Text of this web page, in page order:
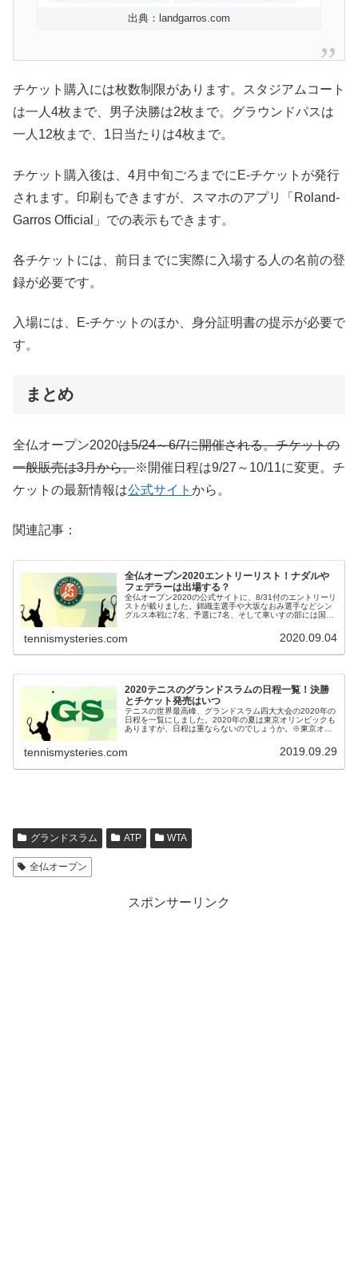
出典：landgarros.com
チケット購入には枚数制限があります。スタジアムコート
は一人4枚まで、男子決勝は2枚まで。グラウンドパスは
一人12枚まで、1日当たりは4枚まで。
チケット購入後は、4月中旬ごろまでにE-チケットが発行
されます。印刷もできますが、スマホのアプリ「Roland-
Garros Official」での表示もできます。
各チケットには、前日までに実際に入場する人の名前の登
録が必要です。
入場には、E-チケットのほか、身分証明書の提示が必要で
す。
まとめ
全仏オープン2020は5/24～6/7に開催される。チケットの
一般販売は3月から。※開催日程は9/27～10/11に変更。チ
ケットの最新情報は公式サイト から。
関連記事：
全仏オープン2020エントリーリスト！ナダルや
フェデラーは出場する？
全仏オープン2020の公式サイトに、8/31付のエントリーリ
ストが載りました。錦織圭選手や大坂なおみ選手などシン
グルス本戦に7名、予選に7名、そして車いすの部には国枝
tennismysteries.com 2020.09.04
2020テニスのグランドスラムの日程一覧！決勝
とチケット発売はいつ
テニスの世界最高峰、グランドスラム四大大会の2020年の
日程を一覧にしました。2020年の夏は東京オリンピックも
ありますが、日程は重ならないのでしょうか。※東京オリ
tennismysteries.com 2019.09.29
グランドスラム ATP WTA
全仏オープン
スポンサーリンク